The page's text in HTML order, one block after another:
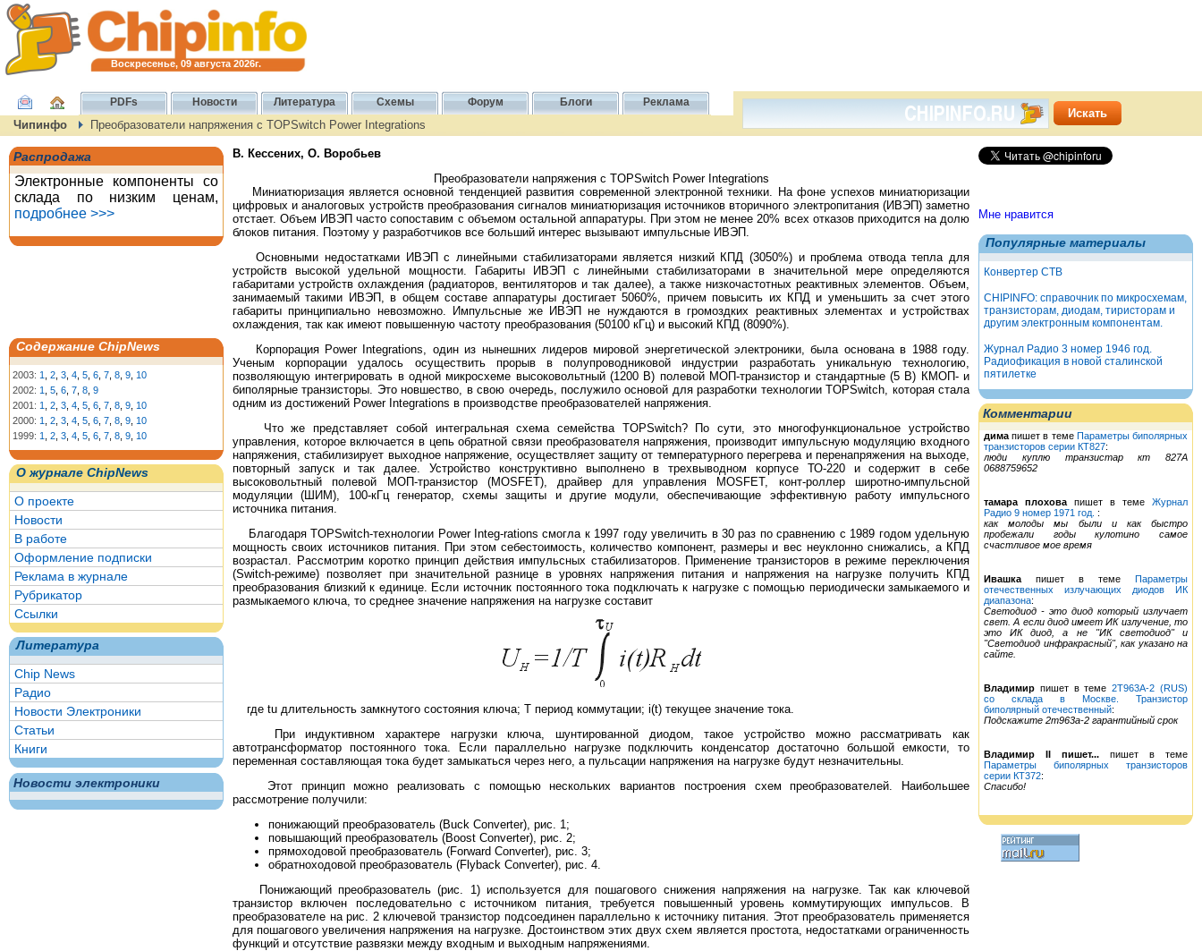
Воскресенье, 09 августа 2026г.
PDFs Новости Литература Схемы Форум Блоги Реклама
Чипинфо Преобразователи напряжения с TOPSwitch Power Integrations
Распродажа
Электронные компоненты со
склада по низким ценам,
подробнее >>>
Содержание ChipNews
2003: 1 2 3 4 5 6 7 8 9 10
2002: 1 5 6 7 8 9
2001: 1 2 3 4 5 6 7 8 9 10
2000: 1 2 3 4 5 6 7 8 9 10
1999: 1 2 3 4 5 6 7 8 9 10
О журнале ChipNews
О проекте
Новости
В работе
Оформление подписки
Реклама в журнале
Рубрикатор
Ссылки
Литература
Chip News
Радио
Новости Электроники
Статьи
Книги
Новости электроники
Мне нравится
Популярные материалы
Конвертер СТВ
CHIPINFO: справочник по микросхемам,
транзисторам, диодам, тиристорам и
другим электронным компонентам.
Журнал Радио 3 номер 1946 год.
Радиофикация в новой сталинской
пятилетке
Комментарии
дима пишет в теме Параметры биполярных
транзисторов серии КТ827:
люди куплю транзистар кт 827А
0688759652
тамара плохова пишет в теме Журнал
Радио 9 номер 1971 год. :
как молоды мы были и как быстро
пробежали годы кулотино самое
счастливое мое время
Ивашка пишет в теме Параметры
отечественных излучающих диодов ИК
диапазона:
Светодиод - это диод который излучает
свет. А если диод имеет ИК излучение, то
это ИК диод, а не "ИК светодиод" и
"Светодиод инфракрасный", как указано на
сайте.
Владимир пишет в теме2Т963А-2 (RUS)
со склада в Москве. Транзистор
биполярный отечественный:
Подскажите 2т963а-2 гарантийный срок
Владимир II пишет... пишет в теме
Параметры биполярных транзисторов
серии КТ372:
Спасибо!
В. Кессених, О. Воробьев
Преобразователи напряжения с TOPSwitch Power Integrations
Миниатюризация является основной тенденцией развития современной электронной техники. На фоне успехов миниатюризации
цифровых и аналоговых устройств преобразования сигналов миниатюризация источников вторичного электропитания (ИВЭП) заметно
отстает. Объем ИВЭП часто сопоставим с объемом остальной аппаратуры. При этом не менее 20% всех отказов приходится на долю
блоков питания. Поэтому у разработчиков все больший интерес вызывают импульсные ИВЭП.
Основными недостатками ИВЭП с линейными стабилизаторами является низкий КПД (3050%) и проблема отвода тепла для
устройств высокой удельной мощности. Габариты ИВЭП с линейными стабилизаторами в значительной мере определяются
габаритами устройств охлаждения (радиаторов, вентиляторов и так далее), а также низкочастотных реактивных элементов. Объем,
занимаемый такими ИВЭП, в общем составе аппаратуры достигает 5060%, причем повысить их КПД и уменьшить за счет этого
габариты принципиально невозможно. Импульсные же ИВЭП не нуждаются в громоздких реактивных элементах и устройствах
охлаждения, так как имеют повышенную частоту преобразования (50100 кГц) и высокий КПД (8090%).
Корпорация Power Integrations, один из нынешних лидеров мировой энергетической электроники, была основана в 1988 году.
Ученым корпорации удалось осуществить прорыв в полупроводниковой индустрии разработать уникальную технологию,
позволяющую интегрировать в одной микросхеме высоковольтный (1200 В) полевой МОП-транзистор и стандартные (5 В) КМОП- и
биполярные транзисторы. Это новшество, в свою очередь, послужило основой для разработки технологии TOPSwitch, которая стала
одним из достижений Power Integrations в производстве преобразователей напряжения.
Что же представляет собой интегральная схема семейства TOPSwitch? По сути, это многофункциональное устройство
управления, которое включается в цепь обратной связи преобразователя напряжения, производит импульсную модуляцию входного
напряжения, стабилизирует выходное напряжение, осуществляет защиту от температурного перегрева и перенапряжения на выходе,
повторный запуск и так далее. Устройство конструктивно выполнено в трехвыводном корпусе ТО-220 и содержит в себе
высоковольтный полевой МОП-транзистор (MOSFET), драйвер для управления MOSFET, конт-роллер широтно-импульсной
модуляции (ШИМ), 100-кГц генератор, схемы защиты и другие модули, обеспечивающие эффективную работу импульсного
источника питания.
Благодаря TOPSwitch-технологии Power Integ-rations смогла к 1997 году увеличить в 30 раз по сравнению с 1989 годом удельную
мощность своих источников питания. При этом себестоимость, количество компонент, размеры и вес неуклонно снижались, а КПД
возрастал. Рассмотрим коротко принцип действия импульсных стабилизаторов. Применение транзисторов в режиме переключения
(Switch-режиме) позволяет при значительной разнице в уровнях напряжения питания и напряжения на нагрузке получить КПД
преобразования близкий к единице. Если источник постоянного тока подключать к нагрузке с помощью периодически замыкаемого и
размыкаемого ключа, то среднее значение напряжения на нагрузке составит
где tu длительность замкнутого состояния ключа; T период коммутации; i(t) текущее значение тока.
При индуктивном характере нагрузки ключа, шунтированной диодом, такое устройство можно рассматривать как
автотрансформатор постоянного тока. Если параллельно нагрузке подключить конденсатор достаточно большой емкости, то
переменная составляющая тока будет замыкаться через него, а пульсации напряжения на нагрузке будут незначительны.
Этот принцип можно реализовать с помощью нескольких вариантов построения схем преобразователей. Наибольшее
рассмотрение получили:
понижающий преобразователь (Buck Converter), рис. 1;
повышающий преобразователь (Boost Converter), рис. 2;
прямоходовой преобразователь (Forward Converter), рис. 3;
обратноходовой преобразователь (Flyback Converter), рис. 4.
Понижающий преобразователь (рис. 1) используется для пошагового снижения напряжения на нагрузке. Так как ключевой
транзистор включен последовательно с источником питания, требуется повышенный уровень коммутирующих импульсов. В
преобразователе на рис. 2 ключевой транзистор подсоединен параллельно к источнику питания. Этот преобразователь применяется
для пошагового увеличения напряжения на нагрузке. Достоинством этих двух схем является простота, недостатками ограниченность
функций и отсутствие развязки между входным и выходным напряжениями.